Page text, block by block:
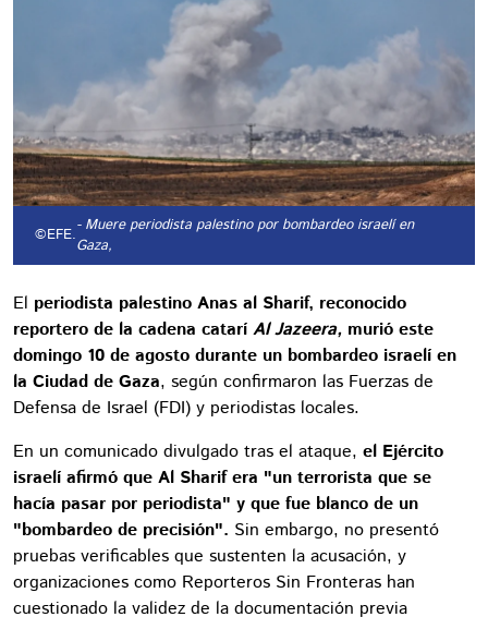
©EFE.- Muere periodista palestino por bombardeo israelí en
Gaza,
El periodista palestino Anas al Sharif, reconocido
reportero de la cadena catarí Al Jazeera, murió este
domingo 10 de agosto durante un bombardeo israelí en
la Ciudad de Gaza, según confirmaron las Fuerzas de
Defensa de Israel (FDI) y periodistas locales.
En un comunicado divulgado tras el ataque, el Ejército
israelí afirmó que Al Sharif era "un terrorista que se
hacía pasar por periodista" y que fue blanco de un
"bombardeo de precisión". Sin embargo, no presentó
pruebas verificables que sustenten la acusación, y
organizaciones como Reporteros Sin Fronteras han
cuestionado la validez de la documentación previa